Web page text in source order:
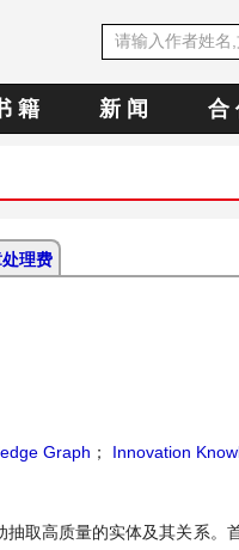
籍 新 闻 合
理费
Graph ； Innovation
取高质量的实体及其关系。